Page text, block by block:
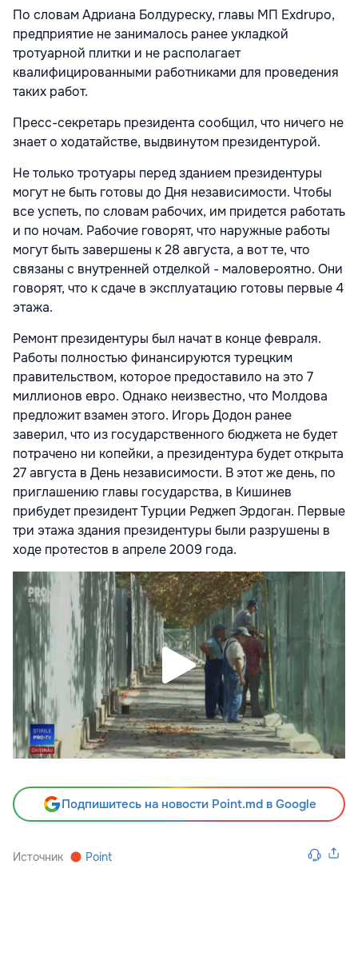
По словам Адриана Болдуреску, главы МП Exdrupo,
предприятие не занималось ранее укладкой
тротуарной плитки и не располагает
квалифицированными работниками для проведения
таких работ.
Пресс-секретарь президента сообщил, что ничего не
знает о ходатайстве, выдвинутом президентурой.
Не только тротуары перед зданием президентуры
могут не быть готовы до Дня независимости. Чтобы
все успеть, по словам рабочих, им придется работать
и по ночам. Рабочие говорят, что наружные работы
могут быть завершены к 28 августа, а вот те, что
связаны с внутренней отделкой - маловероятно. Они
говорят, что к сдаче в эксплуатацию готовы первые 4
этажа.
Ремонт президентуры был начат в конце февраля.
Работы полностью финансируются турецким
правительством, которое предоставило на это 7
миллионов евро. Однако неизвестно, что Молдова
предложит взамен этого. Игорь Додон ранее
заверил, что из государственного бюджета не будет
потрачено ни копейки, а президентура будет открыта
27 августа в День независимости. В этот же день, по
приглашению главы государства, в Кишинев
прибудет президент Турции Реджеп Эрдоган. Первые
три этажа здания президентуры были разрушены в
ходе протестов в апреле 2009 года.
Подпишитесь на новости Point.md в Google
Источник Point